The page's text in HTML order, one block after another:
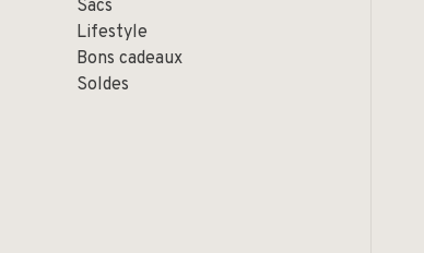
Sacs
Lifestyle
Bons cadeaux
Soldes